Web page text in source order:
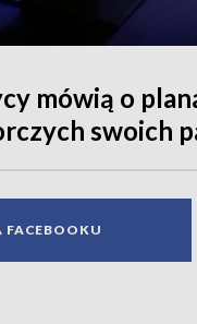
mówią o
swoich
FACEBOOKU